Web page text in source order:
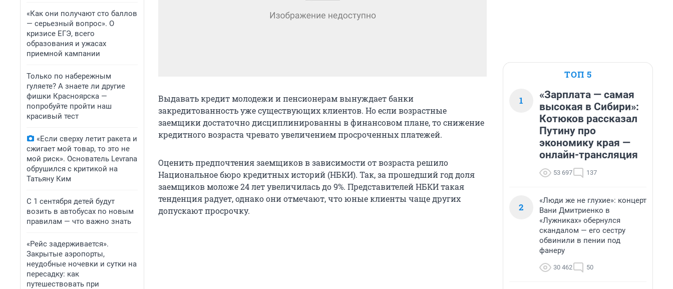
«Как они получают сто баллов
— серьезный вопрос». О
кризисе ЕГЭ, всего
образования и ужасах
приемной кампании
Только по набережным
гуляете? А знаете ли другие
фишки Красноярска —
попробуйте пройти наш
красивый тест
«Если сверху летит ракета и
сжигает мой товар, то это не
мой риск». Основатель Levrana
обрушился с критикой на
Татьяну Ким
С 1 сентября детей будут
возить в автобусах по новым
правилам — что важно знать
«Рейс задерживается».
Закрытые аэропорты,
неудобные ночевки и сутки на
пересадку: как
путешествовать при
Выдавать кредит молодежи и пенсионерам вынуждает банки
закредитованность уже существующих клиентов. Но если возрастные
заемщики достаточно дисциплинированны в финансовом плане, то снижение
кредитного возраста чревато увеличением просроченных платежей.
Оценить предпочтения заемщиков в зависимости от возраста решило
Национальное бюро кредитных историй (НБКИ). Так, за прошедший год доля
заемщиков моложе 24 лет увеличилась до 9%. Представителей НБКИ такая
тенденция радует, однако они отмечают, что юные клиенты чаще других
допускают просрочку.
ТОП 5
1
«Зарплата — самая
высокая в Сибири»:
Котюков рассказал
Путину про
экономику края —
онлайн-трансляция
53 697 137
2
«Люди же не глухие»: концерт
Вани Дмитриенко в
«Лужниках» обернулся
скандалом — его сестру
обвинили в пении под
фанеру
30 462 50